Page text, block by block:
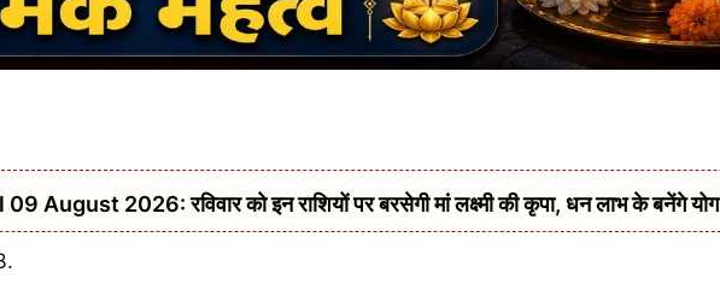
August 2026: रविवार को इन राशियों पर बरसेगी मां लक्ष्मी की कृपा, धन लाभ के बनेंगे योग